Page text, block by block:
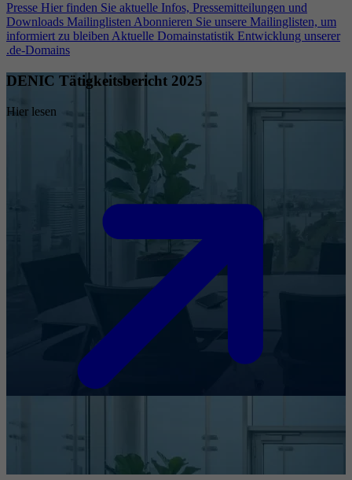
Presse Hier finden Sie aktuelle Infos, Pressemitteilungen und
Downloads Mailinglisten Abonnieren Sie unsere Mailinglisten, um
informiert zu bleiben Aktuelle Domainstatistik Entwicklung unserer
.de-Domains
DENIC Tätigkeitsbericht 2025
Hier lesen